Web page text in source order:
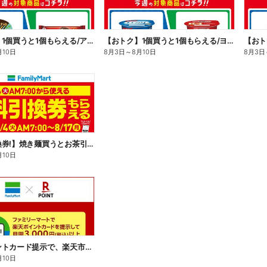
【おトク】1個買うと1個もらえる/アイス
10日
【おトク】1個買うと1個もらえる/ヨーグルト
8月3日 ～8月10日
【お
8月3日
【無料引換券!】焼き麺買うとお茶引換券貰える!
10日
楽天ポイントカード提示で、楽天市場でのお買い物がおトクに!
10日